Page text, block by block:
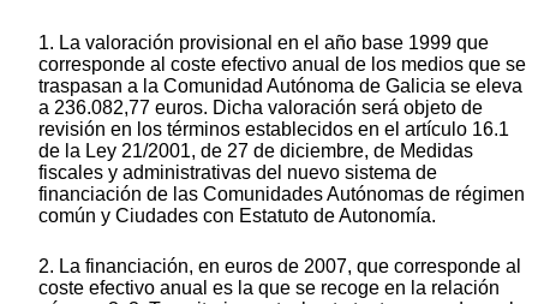
1. La valoración provisional en el año base 1999 que
corresponde al coste efectivo anual de los medios que se
traspasan a la Comunidad Autónoma de Galicia se eleva
a 236.082,77 euros. Dicha valoración será objeto de
revisión en los términos establecidos en el artículo 16.1
de la Ley 21/2001, de 27 de diciembre, de Medidas
fiscales y administrativas del nuevo sistema de
financiación de las Comunidades Autónomas de régimen
común y Ciudades con Estatuto de Autonomía.
2. La financiación, en euros de 2007, que corresponde al
coste efectivo anual es la que se recoge en la relación